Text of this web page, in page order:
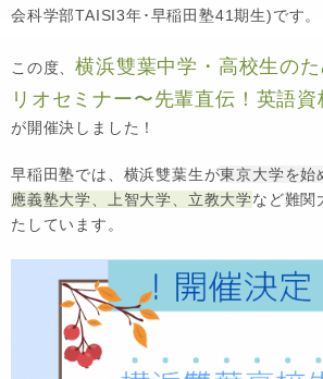
会科学部TAISI3年･早稲田塾41期生)です。
この度、横浜雙葉中学・高校生の
リオセミナー〜先輩直伝！英語
が開催決しました！
早稲田塾では、横浜雙葉生が東京大学を始
應義塾大学、上智大学、立教大学など難関
たしています。